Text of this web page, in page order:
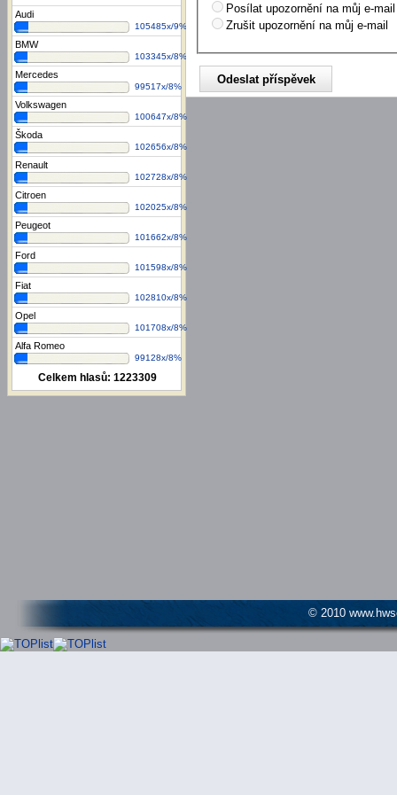
Audi
105485x/9%
BMW
103345x/8%
Mercedes
99517x/8%
Volkswagen
100647x/8%
Škoda
102656x/8%
Renault
102728x/8%
Citroen
102025x/8%
Peugeot
101662x/8%
Ford
101598x/8%
Fiat
102810x/8%
Opel
101708x/8%
Alfa Romeo
99128x/8%
Celkem hlasů: 1223309
Posílat upozornění na můj e-mail
Zrušit upozornění na můj e-mail
© 2010